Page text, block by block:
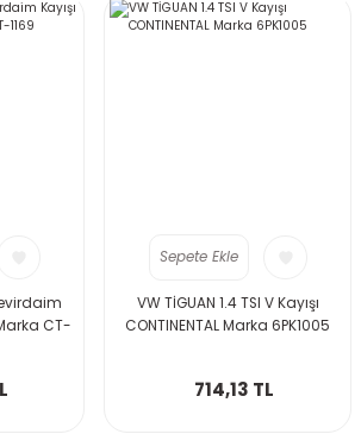
CT-
Sepete Ekle
VW TİGUAN 1.4 TSI V Kayışı
CONTINENTAL Marka 6PK1005
714,13 TL